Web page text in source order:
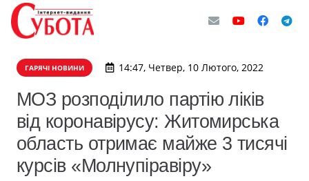
ГАРЯЧІ НОВИНИ 14:47, Четвер, 10 Лютого, 2022
​МОЗ розподілило партію ліків
від коронавірусу: Житомирська
область отримає майже 3 тисячі
курсів «Молнупіравіру»